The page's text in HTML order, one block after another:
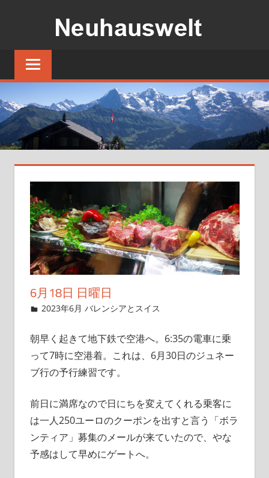
ツ
へ
ス
キ
ッ
ス
小
な
6月18日 日曜日
2023年6月28日
管理者
2023年6月 バレンシアとスイス
朝早く起きて地下鉄で空港へ。6:35の電車に乗
って7時に空港着。これは、6月30日のジュネー
ブ行の予行練習です。
前日に満席なので日にちを変えてくれる乗客に
は一人250ユーロのクーポンを出すと言う「ボラ
ンティア」募集のメールが来ていたので、やな
予感はして早めにゲートへ。